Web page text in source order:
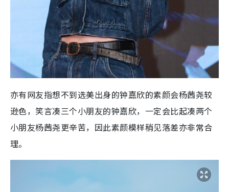
亦有网友指想不到选美出身的钟嘉欣的素颜会杨茜尧较
逊色，笑言凑三个小朋友的钟嘉欣，一定会比起凑两个
小朋友杨茜尧更辛苦，因此素颜模样稍见落差亦非常合
理。